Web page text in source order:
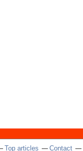
Top articles Contact